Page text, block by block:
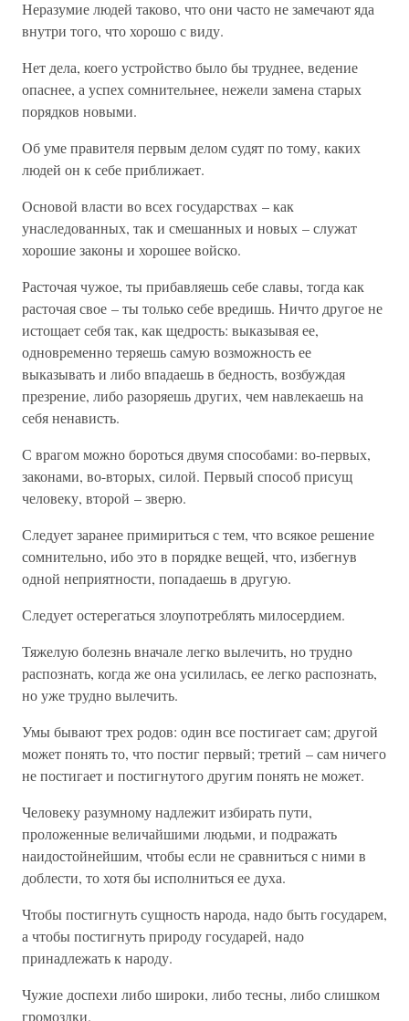
Неразумие людей таково, что они часто не замечают яда
внутри того, что хорошо с виду.
Нет дела, коего устройство было бы труднее, ведение
опаснее, а успех сомнительнее, нежели замена старых
порядков новыми.
Об уме правителя первым делом судят по тому, каких
людей он к себе приближает.
Основой власти во всех государствах – как
унаследованных, так и смешанных и новых – служат
хорошие законы и хорошее войско.
Расточая чужое, ты прибавляешь себе славы, тогда как
расточая свое – ты только себе вредишь. Ничто другое не
истощает себя так, как щедрость: выказывая ее,
одновременно теряешь самую возможность ее
выказывать и либо впадаешь в бедность, возбуждая
презрение, либо разоряешь других, чем навлекаешь на
себя ненависть.
С врагом можно бороться двумя способами: во-первых,
законами, во-вторых, силой. Первый способ присущ
человеку, второй – зверю.
Следует заранее примириться с тем, что всякое решение
сомнительно, ибо это в порядке вещей, что, избегнув
одной неприятности, попадаешь в другую.
Следует остерегаться злоупотреблять милосердием.
Тяжелую болезнь вначале легко вылечить, но трудно
распознать, когда же она усилилась, ее легко распознать,
но уже трудно вылечить.
Умы бывают трех родов: один все постигает сам; другой
может понять то, что постиг первый; третий – сам ничего
не постигает и постигнутого другим понять не может.
Человеку разумному надлежит избирать пути,
проложенные величайшими людьми, и подражать
наидостойнейшим, чтобы если не сравниться с ними в
доблести, то хотя бы исполниться ее духа.
Чтобы постигнуть сущность народа, надо быть государем,
а чтобы постигнуть природу государей, надо
принадлежать к народу.
Чужие доспехи либо широки, либо тесны, либо слишком
громоздки.